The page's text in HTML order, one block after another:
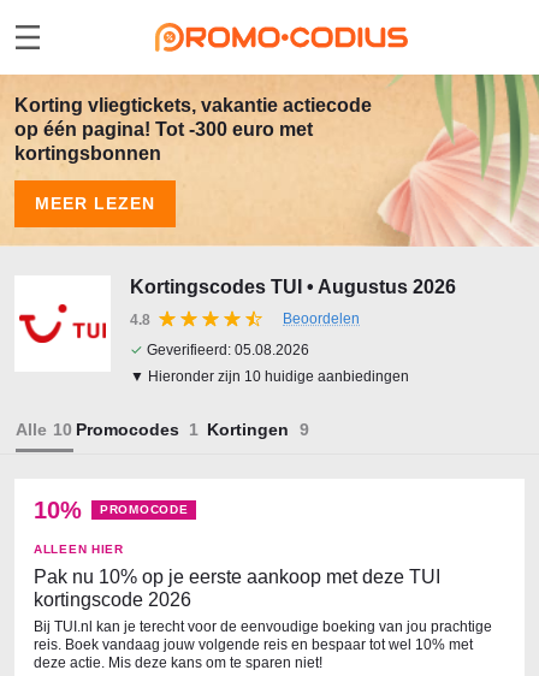
Korting vliegtickets, vakantie actiecode
op één pagina! Tot -300 euro met
kortingsbonnen
MEER LEZEN
Kortingscodes TUI • Augustus 2026
4.8
Beoordelen
✓ Geverifieerd: 05.08.2026
▼ Hieronder zijn 10 huidige aanbiedingen
Alle Promocodes Kortingen
10% PROMOCODE
ALLEEN HIER
Pak nu 10% op je eerste aankoop met deze TUI
kortingscode 2026
Bij TUI.nl kan je terecht voor de eenvoudige boeking van jou prachtige
reis. Boek vandaag jouw volgende reis en bespaar tot wel 10% met
deze actie. Mis deze kans om te sparen niet!